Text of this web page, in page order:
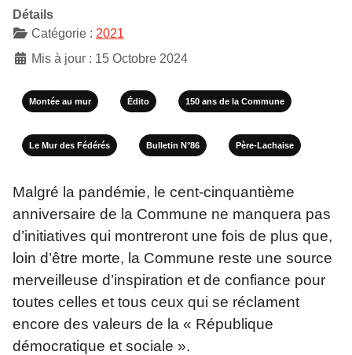
Détails
Catégorie : 2021
Mis à jour : 15 Octobre 2024
Montée au mur Édito 150 ans de la Commune
Le Mur des Fédérés Bulletin N°86 Père-Lachaise
Malgré la pandémie, le cent-cinquantième
anniversaire de la Commune ne manquera pas
d’initiatives qui montreront une fois de plus que,
loin d’être morte, la Commune reste une source
merveilleuse d’inspiration et de confiance pour
toutes celles et tous ceux qui se réclament
encore des valeurs de la « République
démocratique et sociale ».